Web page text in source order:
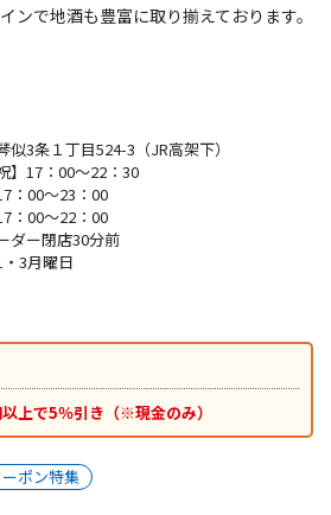
ンで地酒も豊富に取り揃えております。
似3条１丁目524-3（JR高架下）
】17：00～22：30
：00～23：00
：00～22：00
ダー閉店30分前
3月曜日
上で5％引き（※現金のみ）
ポン特集